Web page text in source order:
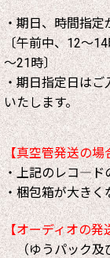
・期日、時間指定
〔午前中、12～
～21時〕
・期日指定日はご
いたします。
【真空管発送の場
・上記のレコ―ド
・梱包箱が大きく
【オーディオの発
（ゆうパック及